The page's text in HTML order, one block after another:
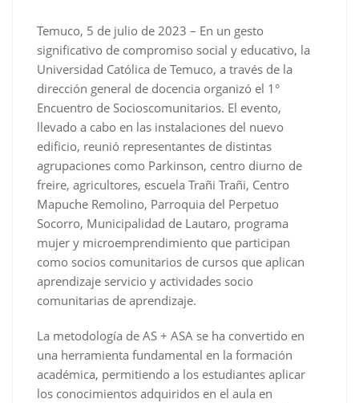
Temuco, 5 de julio de 2023 – En un gesto
significativo de compromiso social y educativo, la
Universidad Católica de Temuco, a través de la
dirección general de docencia organizó el 1°
Encuentro de Socioscomunitarios. El evento,
llevado a cabo en las instalaciones del nuevo
edificio, reunió representantes de distintas
agrupaciones como Parkinson, centro diurno de
freire, agricultores, escuela Trañi Trañi, Centro
Mapuche Remolino, Parroquia del Perpetuo
Socorro, Municipalidad de Lautaro, programa
mujer y microemprendimiento que participan
como socios comunitarios de cursos que aplican
aprendizaje servicio y actividades socio
comunitarias de aprendizaje.
La metodología de AS + ASA se ha convertido en
una herramienta fundamental en la formación
académica, permitiendo a los estudiantes aplicar
los conocimientos adquiridos en el aula en